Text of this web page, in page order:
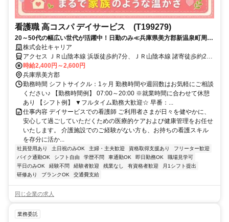
看護職 高コスパ デイサービス (T199279)
20～50代の幅広い世代が活躍中！日勤のみ≪兵庫県美方郡新温泉町周辺
≫ 株式会社キャリア
アクセス ＪＲ山陰本線 浜坂徒歩約7分、ＪＲ山陰本線 諸寄徒歩約22
分、ＪＲ山陰本線 居組徒歩約85分
時給2,400円～2,600円
兵庫県美方郡
勤務時間 シフトサイクル：1ヶ月 勤務時間や週回数はお気軽にご相談
ください♪ 【勤務時間例】 07:00～20:00 ※就業時間に合わせて休憩
あり 【シフト例】 ▼フルタイム勤務大歓迎☆ 早番：...
仕事内容 デイサービスでの看護師 ご利用者さまが日々を健やかに、
安心して過ごしていただくための医療的ケアおよび健康管理をお任せ
いたします。 介護施設でのご経験がない方も、お持ちの看護スキル
を存分に活か...
社員登用あり 土日祝のみOK 主婦・主夫歓迎 資格取得支援あり
フリーター歓迎
バイク通勤OK
シフト自由 学歴不問 車通勤OK 即日勤務OK
職場見学可
平日のみOK
経験不問 経験者歓迎 残業なし 有資格者歓迎
月1シフト提出
研修あり
ブランクOK 交通費支給
同じ企業の求人
業務委託